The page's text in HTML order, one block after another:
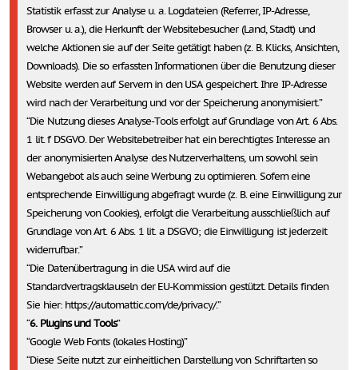
Statistik erfasst zur Analyse u. a. Logdateien (Referrer, IP-Adresse,
Browser u. a.), die Herkunft der Websitebesucher (Land, Stadt) und
welche Aktionen sie auf der Seite getätigt haben (z. B. Klicks, Ansichten,
Downloads). Die so erfassten Informationen über die Benutzung dieser
Website werden auf Servern in den USA gespeichert. Ihre IP-Adresse
wird nach der Verarbeitung und vor der Speicherung anonymisiert.
Die Nutzung dieses Analyse-Tools erfolgt auf Grundlage von Art. 6 Abs.
1 lit. f DSGVO. Der Websitebetreiber hat ein berechtigtes Interesse an
der anonymisierten Analyse des Nutzerverhaltens, um sowohl sein
Webangebot als auch seine Werbung zu optimieren. Sofern eine
entsprechende Einwilligung abgefragt wurde (z. B. eine Einwilligung zur
Speicherung von Cookies), erfolgt die Verarbeitung ausschließlich auf
Grundlage von Art. 6 Abs. 1 lit. a DSGVO; die Einwilligung ist jederzeit
widerrufbar.
Die Datenübertragung in die USA wird auf die
Standardvertragsklauseln der EU-Kommission gestützt. Details finden
Sie hier: https://automattic.com/de/privacy/.
6. Plugins und Tools
Google Web Fonts (lokales Hosting)
Diese Seite nutzt zur einheitlichen Darstellung von Schriftarten so